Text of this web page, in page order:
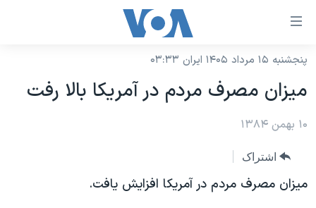
لینکهای
دسترسی
جهش
محتوای
جهش
به
نسخه سبک وب‌سایت
موضوع ها
ایران
آمریکا
برنامه های تلویزیونی
جدول برنامه ها
پنجشنبه ۱۵ مرداد ۱۴۰۵ ایران ۰۳:۳۳
ميزان مصرف مردم در آمريکا بالا رفت
۱۰ بهمن ۱۳۸۴
اشتراک
ميزان مصرف مردم در آمريکا افزايش يافت.